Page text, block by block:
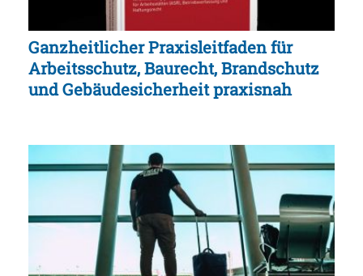
Ganzheitlicher Praxisleitfaden für
Arbeitsschutz, Baurecht, Brandschutz
und Gebäudesicherheit praxisnah